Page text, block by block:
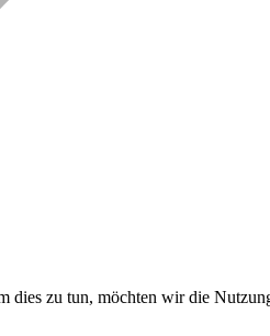
zu tun, möchten wir die